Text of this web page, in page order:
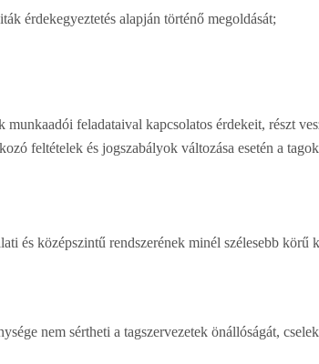
érdekegyeztetés alapján történő megoldását;
feladataival kapcsolatos érdekeit, részt
feltételek és jogszabályok változása esetén a
és középszintű rendszerének minél szélesebb körű
nem sértheti a tagszervezetek önállóságát,